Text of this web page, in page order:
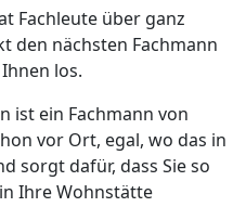
Fachleute über ganz
den nächsten Fachmann
los.
ist ein Fachmann von
vor Ort, egal, wo das in
sorgt dafür, dass Sie so
Ihre Wohnstätte